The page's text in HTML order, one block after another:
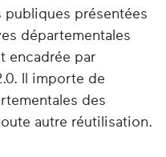
présentées
départementales
encadrée par
Il importe de
des
autre réutilisation.